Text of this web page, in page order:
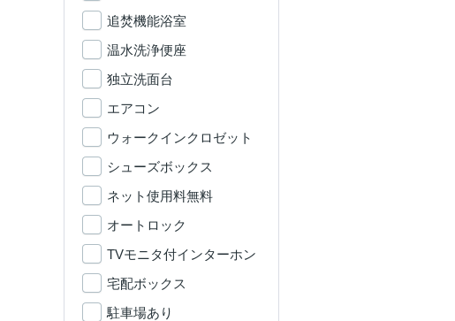
追焚機能浴室
温水洗浄便座
独立洗面台
エアコン
ウォークインクロゼット
シューズボックス
ネット使用料無料
オートロック
TVモニタ付インターホン
宅配ボックス
駐車場あり